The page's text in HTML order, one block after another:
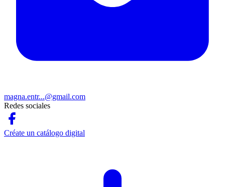
magna.entr...@gmail.com
Redes sociales
Créate un catálogo digital